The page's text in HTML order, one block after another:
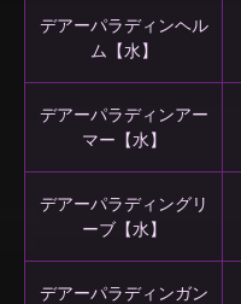
デアーパラディンヘル
ム【水】
デアーパラディンアー
マー【水】
デアーパラディングリ
ーブ【水】
デアーパラディンガン